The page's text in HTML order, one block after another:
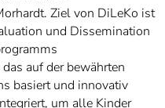
Ziel von DiLeKo ist
und Dissemination
auf der bewährten
basiert und innovativ
um alle Kinder